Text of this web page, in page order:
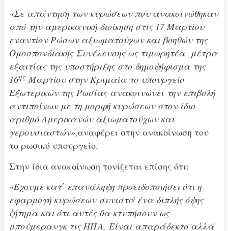
«Σε απάντηση των κυρώσεων που ανακοινώθηκαν
από την αμερικανική διοίκηση στις 17 Μαρτίου
εναντίον Ρώσων αξιωματούχων και βοηθών της
Ομοσπονδιακής Συνέλευσης ως τιμωρητέα μέτρα
εξαιτίας της υποστήριξης στο δημοψήφισμα της
16ηςΜαρτίου στην Κριμαία το υπουργείο
Εξωτερικών της Ρωσίας ανακοινώνει την επιβολή
αντιποίνων με τη μορφή κυρώσεων στον ίδιο
αριθμό Αμερικανών αξιωματούχων και
γερουσιαστών»,αναφέρει στην ανακοίνωση του
το ρωσικό υπουργείο.
Στην ίδια ανακοίνωση τονίζεται επίσης ότι:
«Έχουμε κατ΄ επανάληψη προειδοποιήσει ότι η
εφαρμογή κυρώσεων συνιστά ένα διπλής όψης
ζήτημα και ότι αυτές θα κτυπήσουν ως
μπούμερανγκ τις ΗΠΑ. Είναι απαράδεκτο αλλά